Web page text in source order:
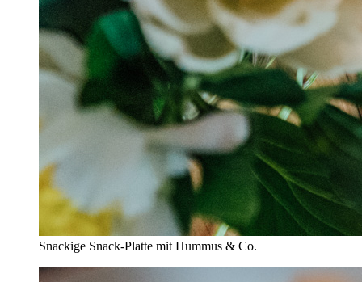
Snackige Snack-Platte mit Hummus & Co.